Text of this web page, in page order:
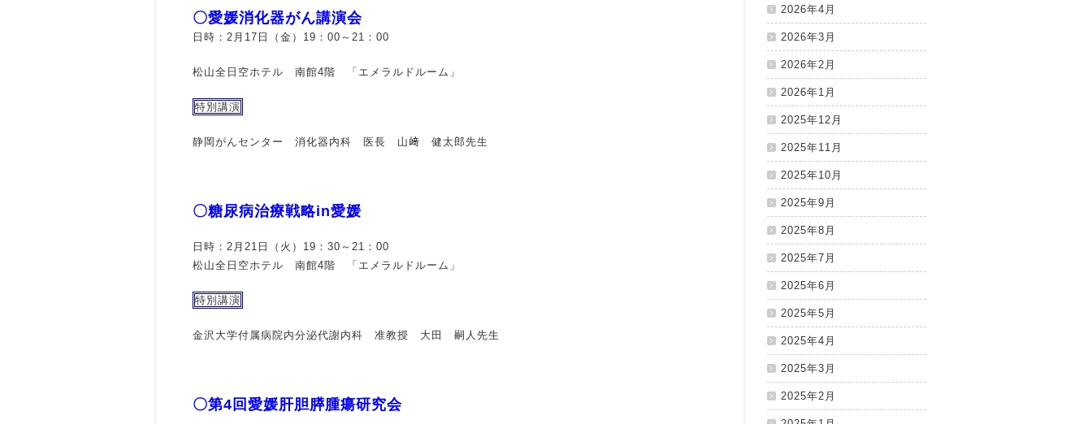
〇愛媛消化器がん講演会
日時：2月17日（金）19：00～21：00
松山全日空ホテル 南館4階 「エメラルドルーム」
特別講演
静岡がんセンター 消化器内科 医長 山﨑 健太郎先生
〇糖尿病治療戦略in愛媛
日時：2月21日（火）19：30～21：00
松山全日空ホテル 南館4階 「エメラルドルーム」
特別講演
金沢大学付属病院内分泌代謝内科 准教授 大田 嗣人先生
〇第4回愛媛肝胆膵腫瘍研究会
2026年4月
2026年3月
2026年2月
2026年1月
2025年12月
2025年11月
2025年10月
2025年9月
2025年8月
2025年7月
2025年6月
2025年5月
2025年4月
2025年3月
2025年2月